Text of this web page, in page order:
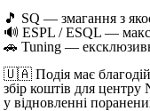
🎵 SQ — змагання з
🔊 ESPL / ESQL —
🚗 Tuning —
🇺🇦 Подія має
збір коштів для
у відновленні